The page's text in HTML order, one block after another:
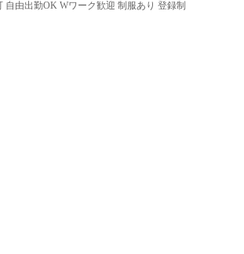
由出勤OK Wワーク歓迎 制服あり 登録制